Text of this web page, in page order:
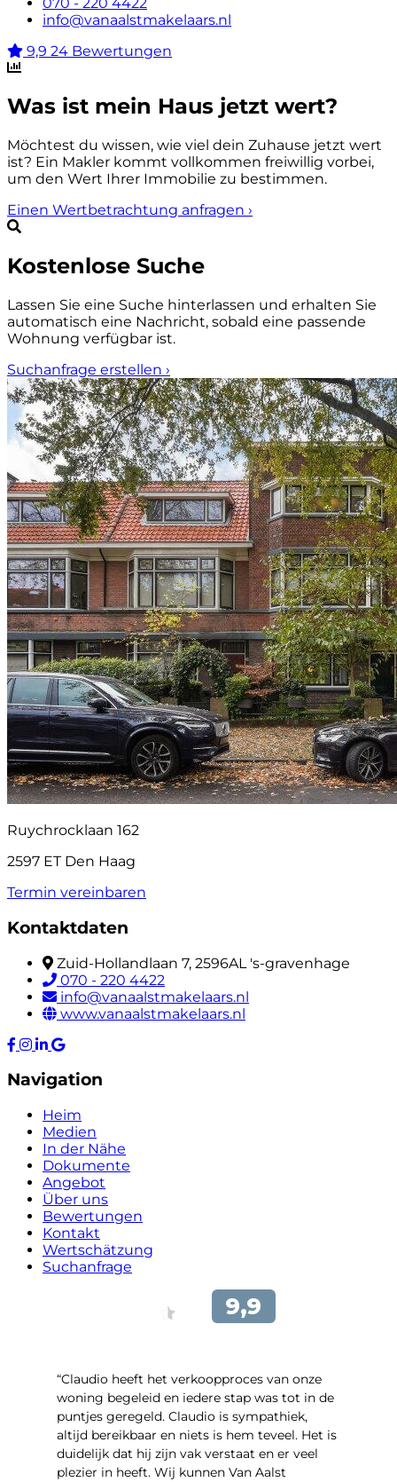
info@vanaalstmakelaars.nl
9,9 24 Bewertungen
Was ist mein Haus jetzt wert?
Möchtest du wissen, wie viel dein Zuhause jetzt wert
ist? Ein Makler kommt vollkommen freiwillig vorbei,
um den Wert Ihrer Immobilie zu bestimmen.
Einen Wertbetrachtung anfragen ›
Kostenlose Suche
Lassen Sie eine Suche hinterlassen und erhalten Sie
automatisch eine Nachricht, sobald eine passende
Wohnung verfügbar ist.
Suchanfrage erstellen ›
Ruychrocklaan 162
2597 ET Den Haag
Termin vereinbaren
Kontaktdaten
Zuid-Hollandlaan 7, 2596AL 's-gravenhage
070 - 220 4422
info@vanaalstmakelaars.nl
www.vanaalstmakelaars.nl
Navigation
Heim
Medien
In der Nähe
Dokumente
Angebot
Über uns
Bewertungen
Kontakt
Wertschätzung
Suchanfrage
“Claudio heeft het verkoopproces van onze
woning begeleid en iedere stap was tot in de
puntjes geregeld. Claudio is sympathiek,
altijd bereikbaar en niets is hem teveel. Het is
duidelijk dat hij zijn vak verstaat en er veel
plezier in heeft. Wij kunnen Van Aalst